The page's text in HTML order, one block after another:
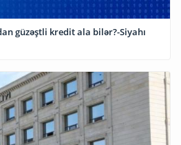
güzəştli kredit ala bilər?-Siyahı